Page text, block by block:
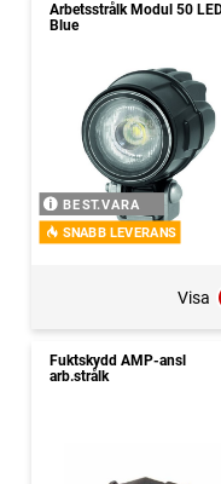
Arbetsstrålk Modul 50
Blue
BEST.VARA
SNABB LEVERANS
Visa
Fuktskydd AMP-ansl
arb.strålk